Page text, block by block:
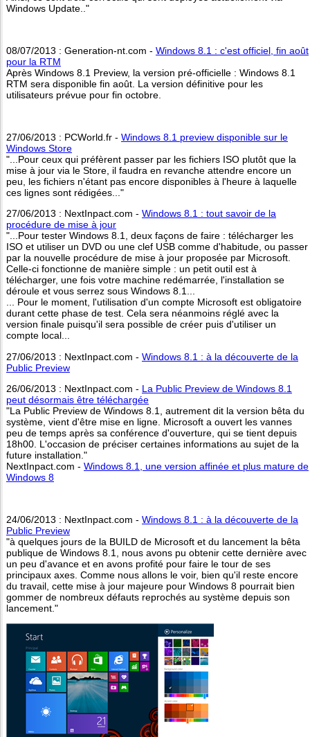
Windows Update.."
08/07/2013 : Generation-nt.com - Windows 8.1 : c'est officiel, fin août
pour la RTM
Après Windows 8.1 Preview, la version pré-officielle : Windows 8.1
RTM sera disponible fin août. La version définitive pour les
utilisateurs prévue pour fin octobre.
27/06/2013 : PCWorld.fr - Windows 8.1 preview disponible sur le
Windows Store
"...Pour ceux qui préfèrent passer par les fichiers ISO plutôt que la
mise à jour via le Store, il faudra en revanche attendre encore un
peu, les fichiers n'étant pas encore disponibles à l'heure à laquelle
ces lignes sont rédigées..."
27/06/2013 : NextInpact.com - Windows 8.1 : tout savoir de la
procédure de mise à jour
"...Pour tester Windows 8.1, deux façons de faire : télécharger les
ISO et utiliser un DVD ou une clef USB comme d'habitude, ou passer
par la nouvelle procédure de mise à jour proposée par Microsoft.
Celle-ci fonctionne de manière simple : un petit outil est à
télécharger, une fois votre machine redémarrée, l'installation se
déroule et vous serrez sous Windows 8.1...
... Pour le moment, l'utilisation d'un compte Microsoft est obligatoire
durant cette phase de test. Cela sera néanmoins réglé avec la
version finale puisqu'il sera possible de créer puis d'utiliser un
compte local...
27/06/2013 : NextInpact.com - Windows 8.1 : à la découverte de la
Public Preview
26/06/2013 : NextInpact.com - La Public Preview de Windows 8.1
peut désormais être téléchargée
"La Public Preview de Windows 8.1, autrement dit la version bêta du
système, vient d'être mise en ligne. Microsoft a ouvert les vannes
peu de temps après sa conférence d'ouverture, qui se tient depuis
18h00. L'occasion de préciser certaines informations au sujet de la
future installation."
NextInpact.com - Windows 8.1, une version affinée et plus mature de
Windows 8
24/06/2013 : NextInpact.com - Windows 8.1 : à la découverte de la
Public Preview
"à quelques jours de la BUILD de Microsoft et du lancement la bêta
publique de Windows 8.1, nous avons pu obtenir cette dernière avec
un peu d'avance et en avons profité pour faire le tour de ses
principaux axes. Comme nous allons le voir, bien qu'il reste encore
du travail, cette mise à jour majeure pour Windows 8 pourrait bien
gommer de nombreux défauts reprochés au système depuis son
lancement."